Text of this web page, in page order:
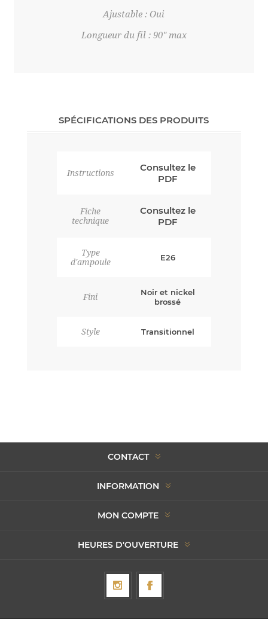
Ajustable : Oui
Longueur du fil : 90" max
SPÉCIFICATIONS DES PRODUITS
Instructions
Consultez le
PDF
Fiche
technique
Consultez le
PDF
Type
d'ampoule
E26
Fini
Noir et nickel
brossé
Style Transitionnel
CONTACT
INFORMATION
MON COMPTE
HEURES D'OUVERTURE